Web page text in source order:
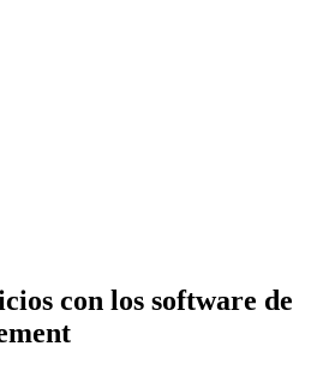
con los software de